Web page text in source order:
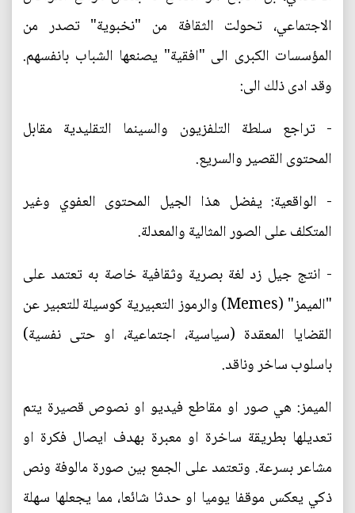
الاجتماعي، تحولت الثقافة من "نخبوية" تصدر من
المؤسسات الكبرى الى "افقية" يصنعها الشباب بانفسهم.
وقد ادى ذلك الى:
- تراجع سلطة التلفزيون والسينما التقليدية مقابل
المحتوى القصير والسريع.
- الواقعية: يفضل هذا الجيل المحتوى العفوي وغير
المتكلف على الصور المثالية والمعدلة.
- انتج جيل زد لغة بصرية وثقافية خاصة به تعتمد على
"الميمز" (Memes) والرموز التعبيرية كوسيلة للتعبير عن
القضايا المعقدة (سياسية، اجتماعية، او حتى نفسية)
باسلوب ساخر وناقد.
الميمز: هي صور او مقاطع فيديو او نصوص قصيرة يتم
تعديلها بطريقة ساخرة او معبرة بهدف ايصال فكرة او
مشاعر بسرعة. وتعتمد على الجمع بين صورة مالوفة ونص
ذكي يعكس موقفا يوميا او حدثا شائعا، مما يجعلها سهلة